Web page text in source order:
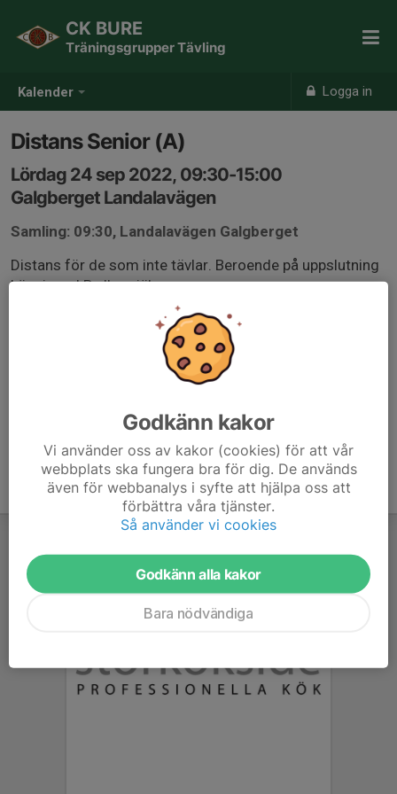
Kalender Logga in
CK BURE
Träningsgrupper Tävling
Distans Senior (A)
Lördag 24 sep 2022, 09:30-15:00
Galgberget Landalavägen
Samling: 09:30, Landalavägen Galgberget
Distans för de som inte tävlar. Beroende på uppslutning
kör vi med B eller själva
Godkänn kakor
Vi använder oss av kakor (cookies) för att vår
webbplats ska fungera bra för dig. De används
även för webbanalys i syfte att hjälpa oss att
förbättra våra tjänster.
Så använder vi cookies
Godkänn alla kakor
Bara nödvändiga